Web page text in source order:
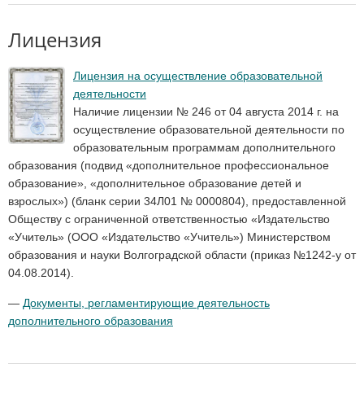
Лицензия
Лицензия на осуществление образовательной
деятельности
Наличие лицензии № 246 от 04 августа 2014 г. на
осуществление образовательной деятельности по
образовательным программам дополнительного
образования (подвид «дополнительное профессиональное
образование», «дополнительное образование детей и
взрослых») (бланк серии 34Л01 № 0000804), предоставленной
Обществу с ограниченной ответственностью «Издательство
«Учитель» (ООО «Издательство «Учитель») Министерством
образования и науки Волгоградской области (приказ №1242-у от
04.08.2014).
— Документы, регламентирующие деятельность
дополнительного образования